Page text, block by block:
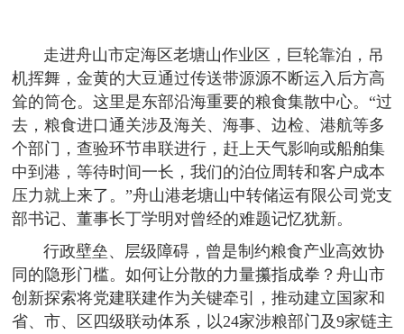
走进舟山市定海区老塘山作业区，巨轮靠泊，吊
机挥舞，金黄的大豆通过传送带源源不断运入后方高
耸的筒仓。这里是东部沿海重要的粮食集散中心。“过
去，粮食进口通关涉及海关、海事、边检、港航等多
个部门，查验环节串联进行，赶上天气影响或船舶集
中到港，等待时间一长，我们的泊位周转和客户成本
压力就上来了。”舟山港老塘山中转储运有限公司党支
部书记、董事长丁学明对曾经的难题记忆犹新。
行政壁垒、层级障碍，曾是制约粮食产业高效协
同的隐形门槛。如何让分散的力量攥指成拳？舟山市
创新探索将党建联建作为关键牵引，推动建立国家和
省、市、区四级联动体系，以24家涉粮部门及9家链主